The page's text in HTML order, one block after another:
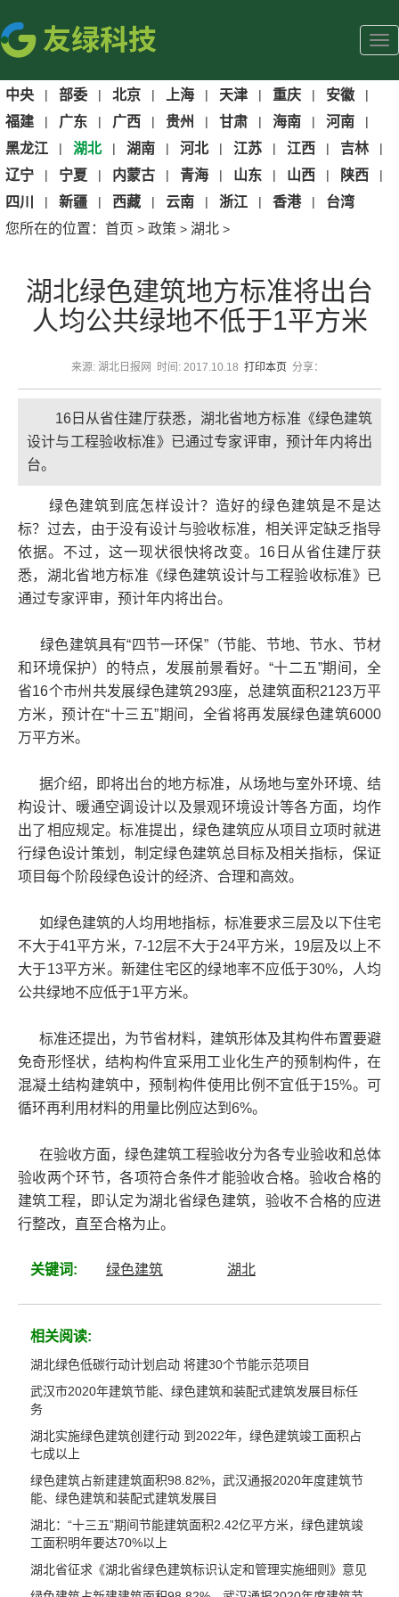
中央 | 部委 | 北京 | 上海 | 天津 | 重庆 | 安徽 |
福建 | 广东 | 广西 | 贵州 | 甘肃 | 海南 | 河南 |
黑龙江 | 湖北 | 湖南 | 河北 | 江苏 | 江西 | 吉林 |
辽宁 | 宁夏 | 内蒙古 | 青海 | 山东 | 山西 | 陕西 |
四川 | 新疆 | 西藏 | 云南 | 浙江 | 香港 |
台湾
您所在的位置： 首页 > 政策 > 湖北 >
湖北绿色建筑地方标准将出台
人均公共绿地不低于1平方米
来源: 湖北日报网 时间: 2017.10.18 打印本页 分享：
16日从省住建厅获悉，湖北省地方标准《绿色建筑
设计与工程验收标准》已通过专家评审，预计年内将出
台。
绿色建筑到底怎样设计？造好的绿色建筑是不是达
标？过去，由于没有设计与验收标准，相关评定缺乏指导
依据。不过，这一现状很快将改变。16日从省住建厅获
悉，湖北省地方标准《绿色建筑设计与工程验收标准》已
通过专家评审，预计年内将出台。
绿色建筑具有“四节一环保”（节能、节地、节水、节材
和环境保护）的特点，发展前景看好。“十二五”期间，全
省16个市州共发展绿色建筑293座，总建筑面积2123万平
方米，预计在“十三五”期间，全省将再发展绿色建筑6000
万平方米。
据介绍，即将出台的地方标准，从场地与室外环境、结
构设计、暖通空调设计以及景观环境设计等各方面，均作
出了相应规定。标准提出，绿色建筑应从项目立项时就进
行绿色设计策划，制定绿色建筑总目标及相关指标，保证
项目每个阶段绿色设计的经济、合理和高效。
如绿色建筑的人均用地指标，标准要求三层及以下住宅
不大于41平方米，7-12层不大于24平方米，19层及以上不
大于13平方米。新建住宅区的绿地率不应低于30%，人均
公共绿地不应低于1平方米。
标准还提出，为节省材料，建筑形体及其构件布置要避
免奇形怪状，结构构件宜采用工业化生产的预制构件，在
混凝土结构建筑中，预制构件使用比例不宜低于15%。可
循环再利用材料的用量比例应达到6%。
在验收方面，绿色建筑工程验收分为各专业验收和总体
验收两个环节，各项符合条件才能验收合格。验收合格的
建筑工程，即认定为湖北省绿色建筑，验收不合格的应进
行整改，直至合格为止。
关键词: 绿色建筑 湖北
相关阅读:
湖北绿色低碳行动计划启动 将建30个节能示范项目
武汉市2020年建筑节能、绿色建筑和装配式建筑发展目标任
务
湖北实施绿色建筑创建行动 到2022年，绿色建筑竣工面积占
七成以上
绿色建筑占新建建筑面积98.82%，武汉通报2020年度建筑节
能、绿色建筑和装配式建筑发展目
湖北：“十三五”期间节能建筑面积2.42亿平方米，绿色建筑竣
工面积明年要达70%以上
湖北省征求《湖北省绿色建筑标识认定和管理实施细则》意见